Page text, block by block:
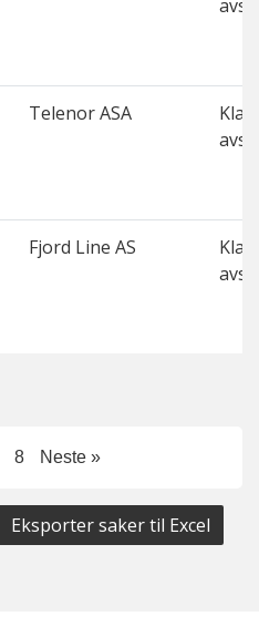
Telenor ASA
Fjord Line AS
8 Neste »
Eksporter saker til Excel